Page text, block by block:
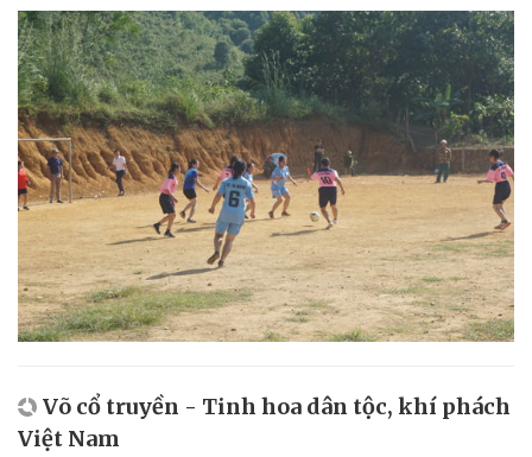
Võ cổ truyền - Tinh hoa dân tộc, khí phách
Việt Nam